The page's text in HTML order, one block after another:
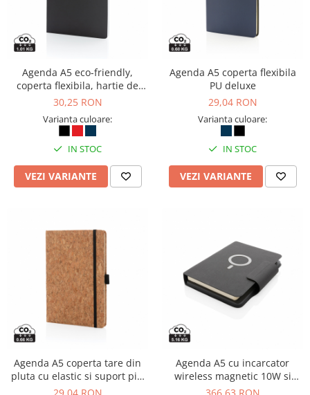
Agenda A5 eco-friendly,
coperta flexibila, hartie de
piatra rezistenta la apa,
30,25 RON
Varianta culoare:
IN STOC
VEZI VARIANTE
Agenda A5 coperta flexibila
PU deluxe
29,04 RON
Varianta culoare:
IN STOC
VEZI VARIANTE
Agenda A5 coperta tare din
pluta cu elastic si suport pix,
personalizabila
Agenda A5 cu incarcator
wireless magnetic 10W si
powerbank 8000 mAh